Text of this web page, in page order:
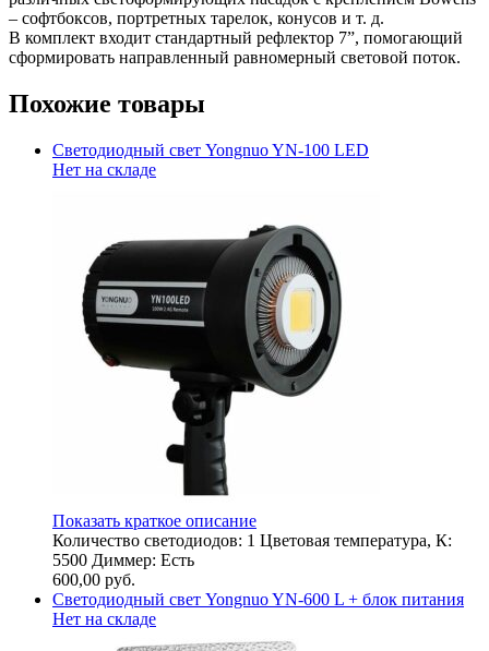
– софтбоксов, портретных тарелок, конусов и т. д.
В комплект входит стандартный рефлектор 7”, помогающий
сформировать направленный равномерный световой поток.
Похожие товары
Светодиодный свет Yongnuo YN-100 LED
Нет на складе
Показать краткое описание
Количество светодиодов: 1 Цветовая температура, К:
5500 Диммер: Есть
600,00 руб.
Светодиодный свет Yongnuo YN-600 L + блок питания
Нет на складе